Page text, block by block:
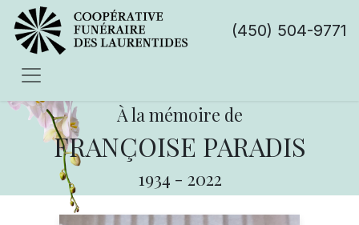
(450) 504-9771
À la mémoire de
FRANÇOISE PARADIS
1934 - 2022